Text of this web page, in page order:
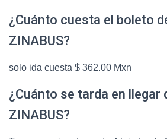
¿Cuánto cuesta el boleto
ZINABUS?
solo ida cuesta $ 362.00 Mxn
¿Cuánto se tarda en llegar
ZINABUS?